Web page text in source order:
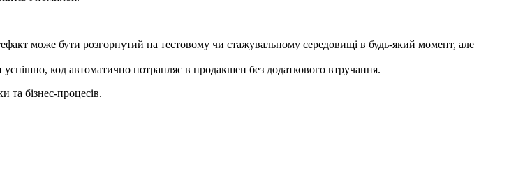
може бути розгорнутий на тестовому чи стажувальному середовищі в будь-який момент, але
код автоматично потрапляє в продакшен без додаткового втручання.
та бізнес-процесів.